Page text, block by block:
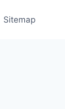
Sitemap